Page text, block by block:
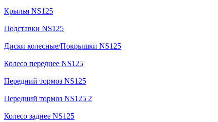
Крылья NS125
Подставки NS125
Диски колесные/Покрышки NS125
Колесо переднее NS125
Передний тормоз NS125
Передний тормоз NS125 2
Колесо заднее NS125